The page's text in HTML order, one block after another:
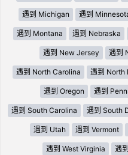
遇到 Michigan 遇到
遇到 Montana 遇到 Nebraska
遇到 New Jersey 遇到
遇到 North Carolina 遇到 North
遇到 Oregon 遇到
遇到 South Carolina 遇到 South
遇到 Utah 遇到 Vermont
遇到 West Virginia 遇